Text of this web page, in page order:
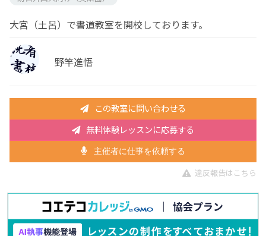
大宮（土呂）で書道教室を開校しております。
野竿進悟
この教室に問い合わせる
無料体験レッスンに応募する
主催者に仕事を依頼する
違反報告はこちら